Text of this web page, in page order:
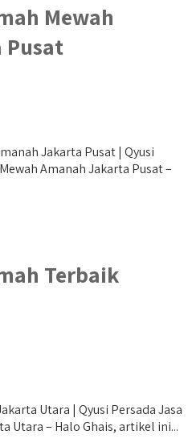
Mewah
Pusat
Jakarta Pusat | Qyusi
Amanah Jakarta Pusat –
Terbaik
Utara | Qyusi Persada Jasa
Utara – Halo Ghais, artikel ini...